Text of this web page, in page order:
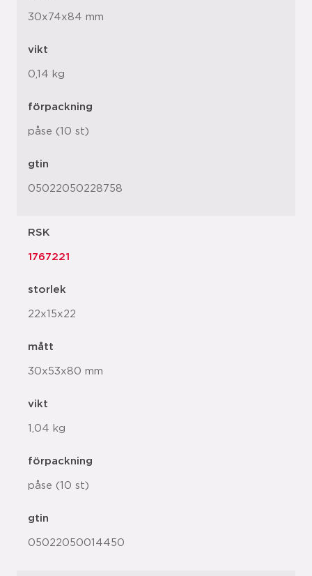
30x74x84 mm
vikt
0,14 kg
förpackning
påse (10 st)
gtin
05022050228758
RSK
1767221
storlek
22x15x22
mått
30x53x80 mm
vikt
1,04 kg
förpackning
påse (10 st)
gtin
05022050014450